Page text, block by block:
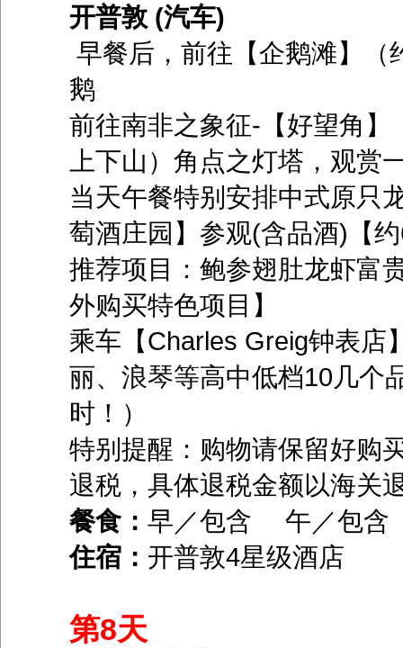
开普敦 (汽车)
早餐后，前往【企鹅滩】（
鹅
前往南非之象征-【好望角
上下山）角点之灯塔，观赏
当天午餐特别安排中式原只
萄酒庄园】参观(含品酒)【
推荐项目：鲍参翅肚龙虾富
外购买特色项目】
乘车【Charles Greig钟表店
丽、浪琴等高中低档10几个
时！）
特别提醒：购物请保留好购
退税，具体退税金额以海关
餐食： 早／包含 午／包
住宿： 开普敦4星级酒店
第8天